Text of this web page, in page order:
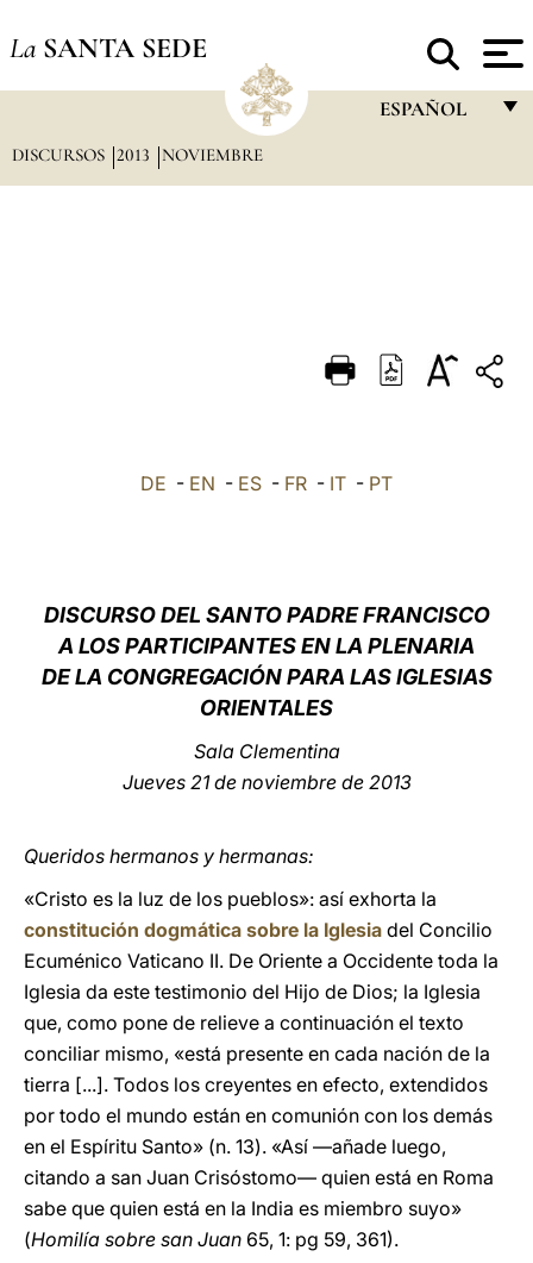
La SANTA SEDE
ESPAÑOL
DEUTSCH
العربيّة
DISCURSOS 2013 NOVIEMBRE
DE - EN - ES - FR - IT - PT
DISCURSO DEL SANTO PADRE FRANCISCO
A LOS PARTICIPANTES EN LA PLENARIA
DE LA CONGREGACIÓN PARA LAS IGLESIAS
ORIENTALES
Sala Clementina
Jueves 21 de noviembre de 2013
Queridos hermanos y hermanas:
«Cristo es la luz de los pueblos»: así exhorta la
constitución dogmática sobre la Iglesia del Concilio
Ecuménico Vaticano II. De Oriente a Occidente toda la
Iglesia da este testimonio del Hijo de Dios; la Iglesia
que, como pone de relieve a continuación el texto
conciliar mismo, «está presente en cada nación de la
tierra [...]. Todos los creyentes en efecto, extendidos
por todo el mundo están en comunión con los demás
en el Espíritu Santo» (n. 13). «Así —añade luego,
citando a san Juan Crisóstomo— quien está en Roma
sabe que quien está en la India es miembro suyo»
(Homilía sobre san Juan 65, 1: pg 59, 361).